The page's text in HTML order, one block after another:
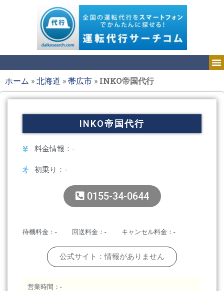
ホーム »北海道 »帯広市 » INKO帝国代行
INKO帝国代行
料金情報：-
初乗り：-
0155-34-0644
待機料金：- 回送料金：- キャンセル料金：-
公式サイト：情報がありません
営業時間：-